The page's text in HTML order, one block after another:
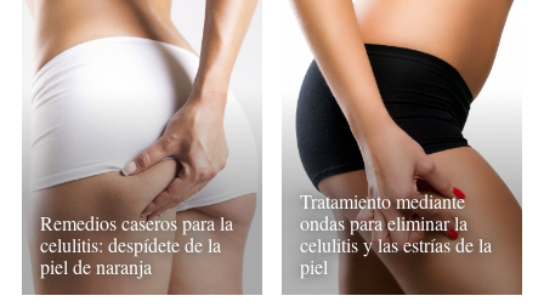
Remedios caseros para la
celulitis: despídete de la
piel de naranja
Tratamiento mediante
ondas para eliminar la
celulitis y las estrías de la
piel